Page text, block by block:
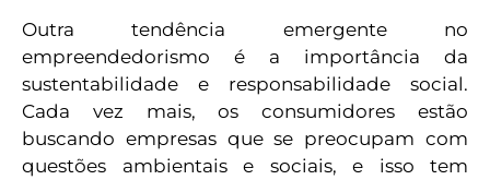
Outra tendência emergente no
empreendedorismo é a importância da
sustentabilidade e responsabilidade social.
Cada vez mais, os consumidores estão
buscando empresas que se preocupam com
questões ambientais e sociais, e isso tem